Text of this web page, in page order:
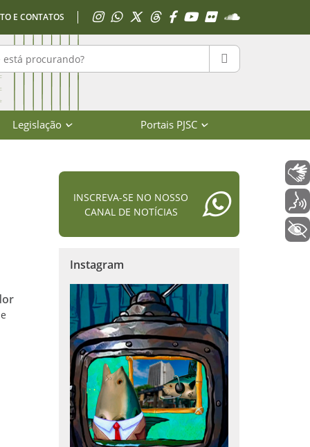
E CONTATOS Acessar Instagram
Acessar WhatsApp
Acessar XAcessar Threads
Acessar Facebook
Acessar YouTube
Acessar Flickr
Acessar
no portal PESQUISAR
Legislação Portais PJSC
INSCREVA-SE NO NOSSO
CANAL DE NOTÍCIAS
Instagram
Libras
+ Acessibilidade